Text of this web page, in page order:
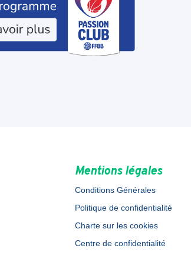
Mentions légales
Conditions Générales
Politique de confidentialité
Charte sur les cookies
Centre de confidentialité